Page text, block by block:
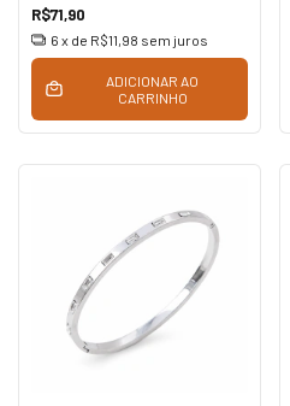
R$71,90
6 x de R$11,98 sem juros
ADICIONAR AO
CARRINHO